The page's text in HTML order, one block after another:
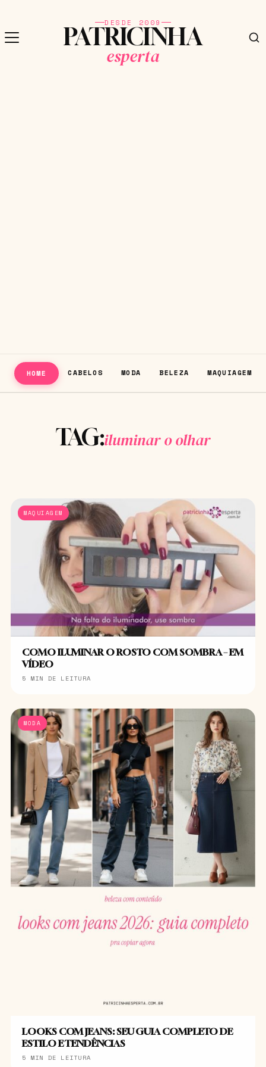
DESDE 2009
PATRICINHA
esperta
HOME CABELOS MODA BELEZA MAQUIAGEM
TAG:iluminar o olhar
MAQUIAGEM
COMO ILUMINAR O ROSTO COM SOMBRA – EM
VÍDEO
5 MIN DE LEITURA
MODA
LOOKS COM JEANS: SEU GUIA COMPLETO DE
ESTILO E TENDÊNCIAS
5 MIN DE LEITURA